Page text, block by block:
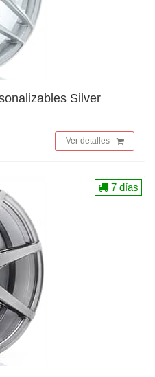
Silver
Ver detalles
7 días